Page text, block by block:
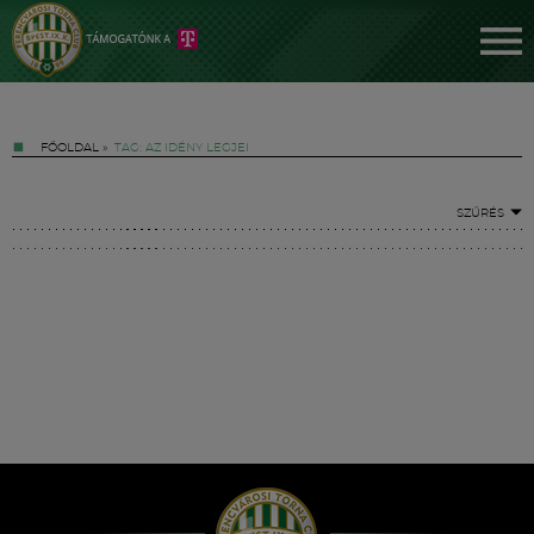
FŐOLDAL » TAG: AZ IDÉNY LEGJEI
SZŰRÉS
Hírek